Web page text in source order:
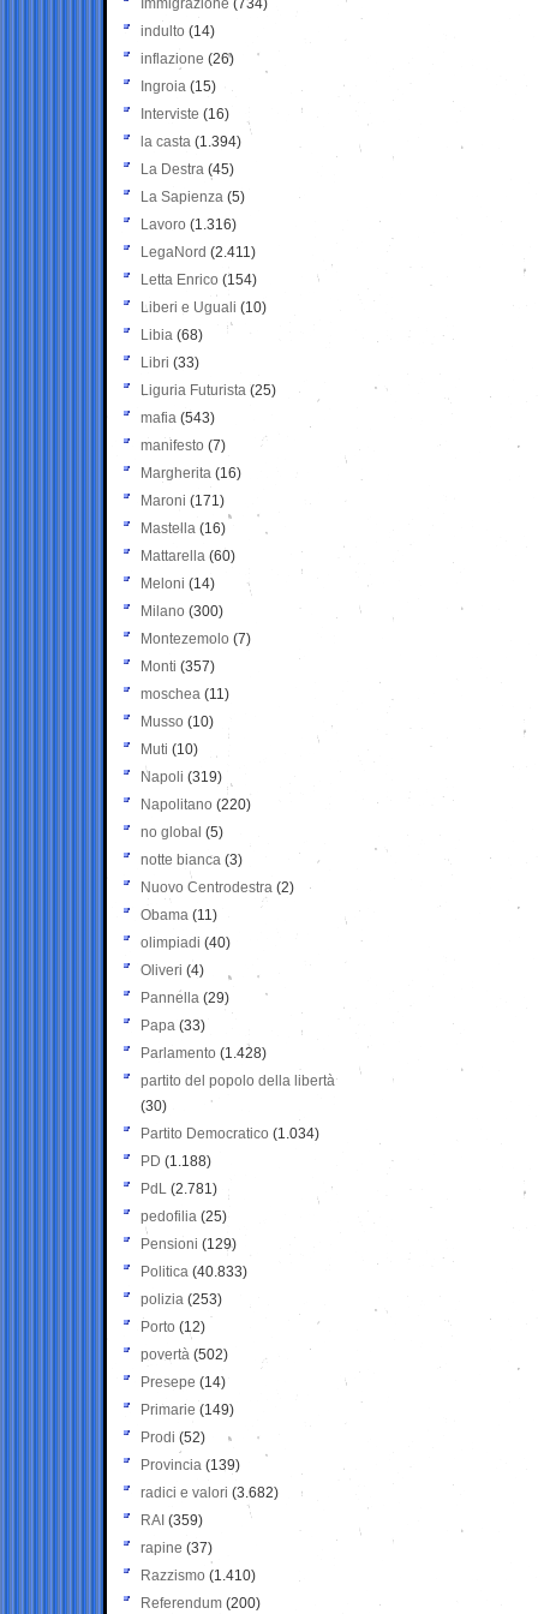
Immigrazione (734)
indulto (14)
inflazione (26)
Ingroia (15)
Interviste (16)
la casta (1.394)
La Destra (45)
La Sapienza (5)
Lavoro (1.316)
LegaNord (2.411)
Letta Enrico (154)
Liberi e Uguali (10)
Libia (68)
Libri (33)
Liguria Futurista (25)
mafia (543)
manifesto (7)
Margherita (16)
Maroni (171)
Mastella (16)
Mattarella (60)
Meloni (14)
Milano (300)
Montezemolo (7)
Monti (357)
moschea (11)
Musso (10)
Muti (10)
Napoli (319)
Napolitano (220)
no global (5)
notte bianca (3)
Nuovo Centrodestra (2)
Obama (11)
olimpiadi (40)
Oliveri (4)
Pannella (29)
Papa (33)
Parlamento (1.428)
partito del popolo della libertà
(30)
Partito Democratico (1.034)
PD (1.188)
PdL (2.781)
pedofilia (25)
Pensioni (129)
Politica (40.833)
polizia (253)
Porto (12)
povertà (502)
Presepe (14)
Primarie (149)
Prodi (52)
Provincia (139)
radici e valori (3.682)
RAI (359)
rapine (37)
Razzismo (1.410)
Referendum (200)